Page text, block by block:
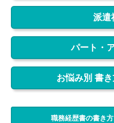
派遣
パート・
お悩み別 書
職務経歴書の書き